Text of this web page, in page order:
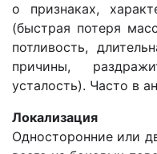
о признаках,
(быстрая потеря
потливость,
причины,
усталость). Часто в
Локализация
Односторонние или